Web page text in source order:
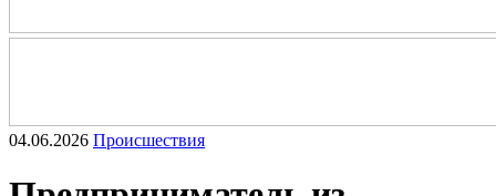
04.06.2026 Происшествия